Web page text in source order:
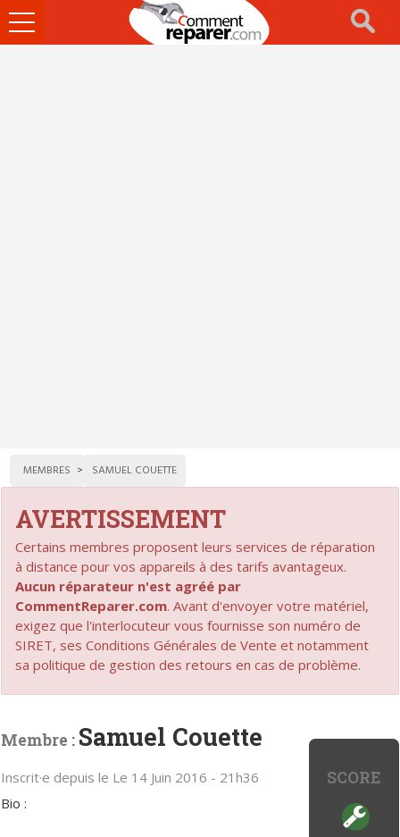
Ouvrir
le
MEMBRES SAMUEL COUETTE
AVERTISSEMENT
Certains membres proposent leurs services de réparation
à distance pour vos appareils à des tarifs avantageux.
Aucun réparateur n'est agréé par
CommentReparer.com. Avant d'envoyer votre matériel,
exigez que l'interlocuteur vous fournisse son numéro de
SIRET, ses Conditions Générales de Vente et notamment
sa politique de gestion des retours en cas de problème.
SCORE
Membre : Samuel Couette
Inscrit·e depuis le Le 14 Juin 2016 - 21h36
Bio :